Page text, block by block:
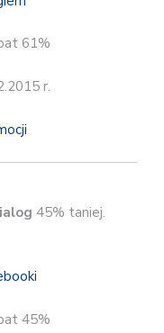
61%
r.
45% taniej.
45%